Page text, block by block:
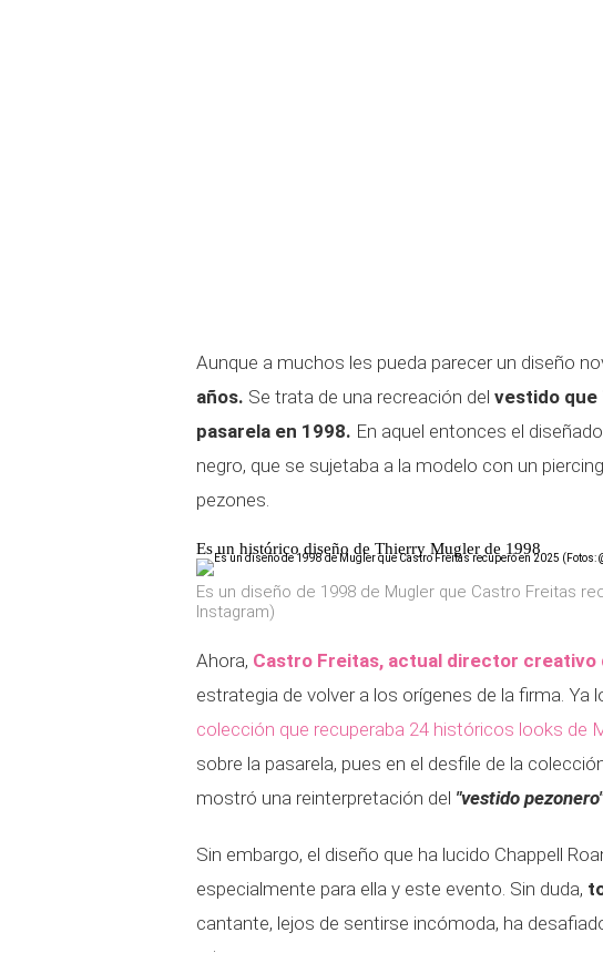
Aunque a muchos les pueda parecer un diseño
años. Se trata de una recreación del vestido
pasarela en 1998. En aquel entonces el
negro, que se sujetaba a la modelo con un
pezones.
Es un histórico diseño de Thierry Mugler de 1998
Es un diseño de 1998 de Mugler que Castro Freitas
Instagram)
Ahora, Castro Freitas, actual director creativo
estrategia de volver a los orígenes de la firma.
colección que recuperaba 24 históricos looks de
sobre la pasarela, pues en el desfile de la
mostró una reinterpretación del "vestido
Sin embargo, el diseño que ha lucido Chappell
especialmente para ella y este evento. Sin duda,
cantante, lejos de sentirse incómoda, ha